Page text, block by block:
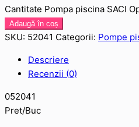
Cantitate Pompa piscina SACI
Adaugă în coș
SKU: 52041 Categorii: Pompe
Descriere
Recenzii (0)
052041
Pret/Buc